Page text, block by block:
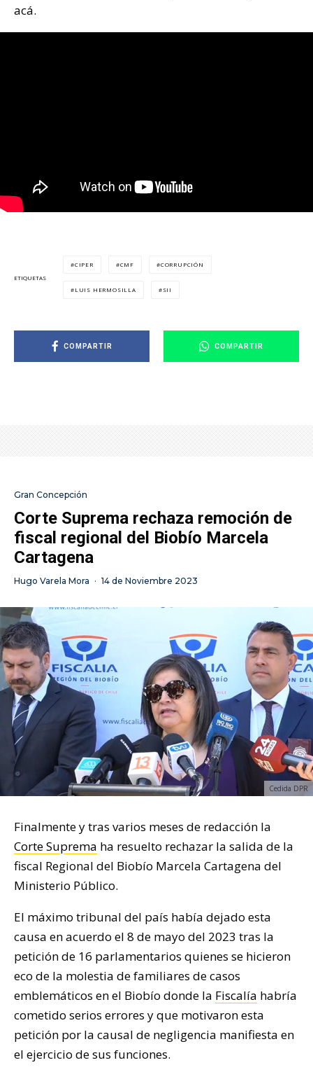
acá.
ETIQUETAS
CIPER CMF CORRUPCIÓN
LUIS HERMOSILLA SII
COMPARTIR COMPARTIR
Gran Concepción
Corte Suprema rechaza remoción de
fiscal regional del Biobío Marcela
Cartagena
Hugo Varela Mora · 14 de Noviembre 2023
Cedida DPR
Finalmente y tras varios meses de redacción la
Corte Suprema ha resuelto rechazar la salida de la
fiscal Regional del Biobío Marcela Cartagena del
Ministerio Público.
El máximo tribunal del país había dejado esta
causa en acuerdo el 8 de mayo del 2023 tras la
petición de 16 parlamentarios quienes se hicieron
eco de la molestia de familiares de casos
emblemáticos en el Biobío donde la Fiscalía habría
cometido serios errores y que motivaron esta
petición por la causal de negligencia manifiesta en
el ejercicio de sus funciones.